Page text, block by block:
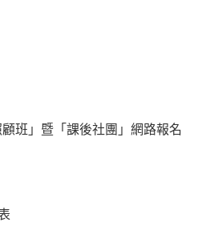
班」暨「課後社團」網路報名